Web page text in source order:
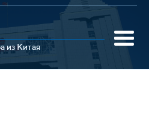
из Китая